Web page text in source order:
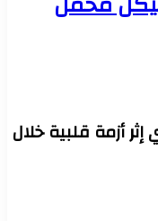
أزمة قلبية خلال